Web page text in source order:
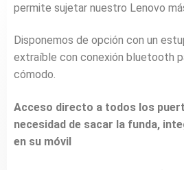
permite sujetar nuestro Lenovo
Disponemos de opción con un
extraíble con conexión bluetooth
cómodo.
Acceso directo a todos los
necesidad de sacar la funda,
en su móvil